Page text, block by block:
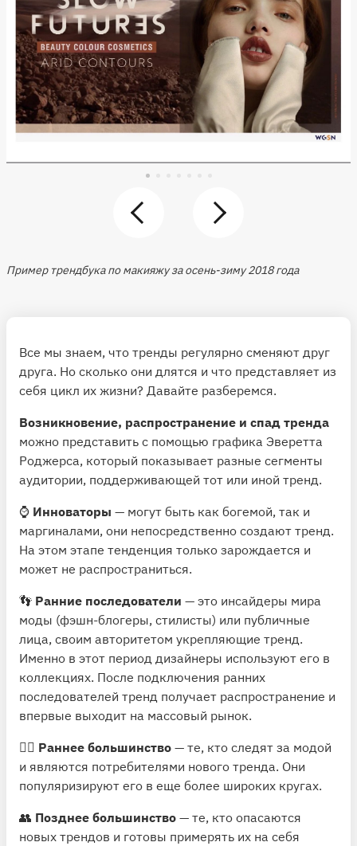
Пример трендбука по макияжу за осень-зиму 2018 года
Все мы знаем, что тренды регулярно сменяют друг
друга. Но сколько они длятся и что представляет из
себя цикл их жизни? Давайте разберемся.
Возникновение, распространение и спад тренда
можно представить с помощью графика Эверетта
Роджерса, который показывает разные сегменты
аудитории, поддерживающей тот или иной тренд.
⌚️ Инноваторы — могут быть как богемой, так и
маргиналами, они непосредственно создают тренд.
На этом этапе тенденция только зарождается и
может не распространиться.
👣 Ранние последователи — это инсайдеры мира
моды (фэшн-блогеры, стилисты) или публичные
лица, своим авторитетом укрепляющие тренд.
Именно в этот период дизайнеры используют его в
коллекциях. После подключения ранних
последователей тренд получает распространение и
впервые выходит на массовый рынок.
👯‍♀️ Раннее большинство — те, кто следят за модой
и являются потребителями нового тренда. Они
популяризируют его в еще более широких кругах.
👥 Позднее большинство — те, кто опасаются
новых трендов и готовы примерять их на себя